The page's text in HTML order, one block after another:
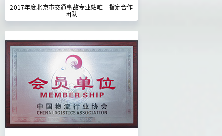
2017年度北京市交通事故专业站唯一指定合作
团队